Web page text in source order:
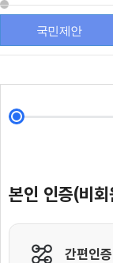
국민제안